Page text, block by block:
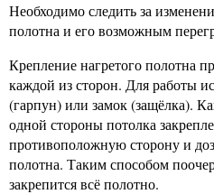
Необходимо следить за
полотна и его возможным
Крепление нагретого полотна
каждой из сторон. Для работы
(гарпун) или замок (защёлка).
одной стороны потолка
противоположную сторону и
полотна. Таким способом
закрепится всё полотно.